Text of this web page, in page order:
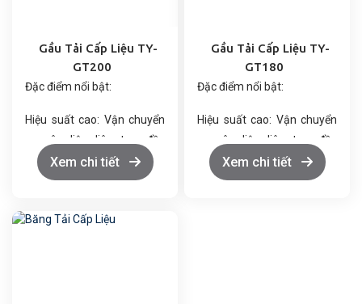
Gầu Tải Cấp Liệu TY-
GT200
Đặc điểm nổi bật:
Hiệu suất cao: Vận chuyển
nguyên liệu liên tục, đều
đặn, tăng năng suất sản
xuất.
thép không gỉ hoặc nhựa
Xem chi tiết
Gầu Tải Cấp Liệu TY-
GT180
Đặc điểm nổi bật:
Hiệu suất cao: Vận chuyển
nguyên liệu liên tục, đều
đặn, tăng năng suất sản
xuất.
Xem chi tiết